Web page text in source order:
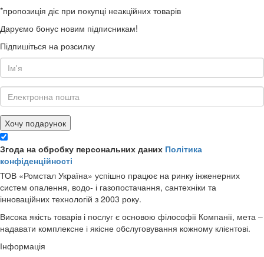
*пропозиція діє при покупці неакційних товарів
Даруємо бонус новим підписникам!
Підпишіться на розсилку
Хочу подарунок
Згода на обробку персональних даних Політика
конфіденційності
ТОВ «Ромстал Україна» успішно працює на ринку інженерних
систем опалення, водо- і газопостачання, сантехніки та
інноваційних технологій з 2003 року.
Висока якість товарів і послуг є основою філософії Компанії, мета –
надавати комплексне і якісне обслуговування кожному клієнтові.
Інформація